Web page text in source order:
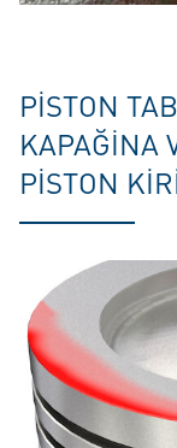
PISTON
KAPAĞINA
PISTON